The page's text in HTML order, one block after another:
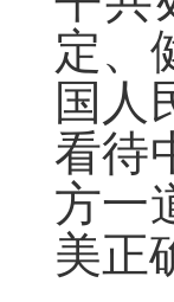
定、
国人
看待
方一
美正